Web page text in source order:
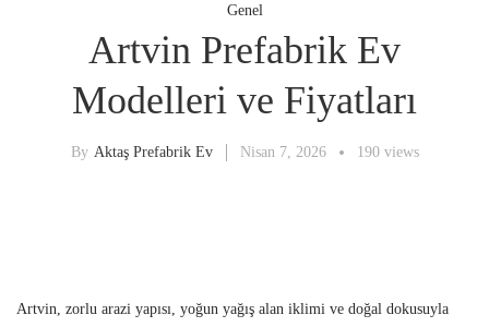
Genel
Artvin Prefabrik Ev
Modelleri ve Fiyatları
By Aktaş Prefabrik Ev Nisan 7, 2026 190 views
Artvin, zorlu arazi yapısı, yoğun yağış alan iklimi ve doğal dokusuyla